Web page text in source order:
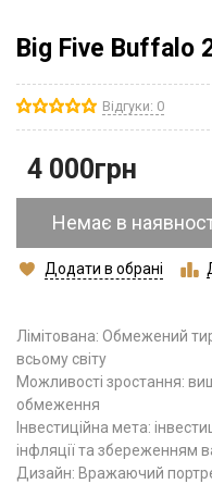
Big Five Buffalo
Відгуки: 0
4 000грн
Немає в
Додати в обрані
Лімітована: Обмежений
всьому світу
Можливості зростання:
обмеження
Інвестиційна мета:
інфляції та збереженням
Дизайн: Вражаючий